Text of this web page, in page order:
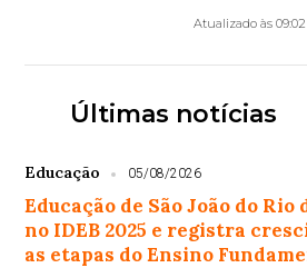
Atualizado às 09:02
Últimas notícias
Educação 05/08/2026
Educação de São João do Rio
no IDEB 2025 e registra
as etapas do Ensino